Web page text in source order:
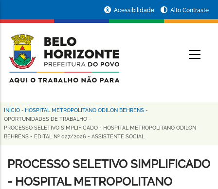
conteúdo
principal
da
Prefeitura
de
Horizonte
Acessibilidade Alto Contraste
Trilha
de
INÍCIO - HOSPITAL METROPOLITANO ODILON BEHRENS -
OPORTUNIDADES DE TRABALHO -
PROCESSO SELETIVO SIMPLIFICADO - HOSPITAL METROPOLITANO ODILON
BEHRENS - EDITAL Nº 027/2026 - ASSISTENTE SOCIAL
PROCESSO SELETIVO SIMPLIFICADO
- HOSPITAL METROPOLITANO